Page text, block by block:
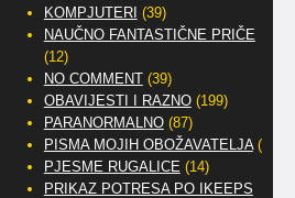
KOMPJUTERI (39)
NAUČNO FANTASTIČNE PRIČE
(12)
NO COMMENT(39)
OBAVIJESTI I RAZNO(199)
PARANORMALNO(87)
PISMA MOJIH OBOŽAVATELJA(2)
PJESME RUGALICE (14)
PRIKAZ POTRESA PO IKEEPS